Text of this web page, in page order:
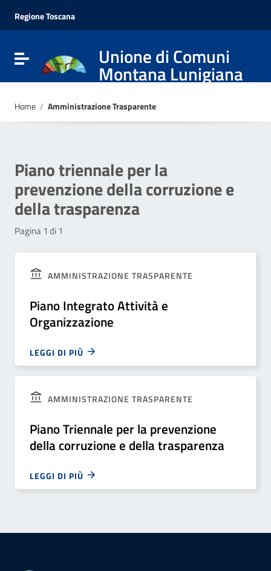
Vai al menu di navigazione
Vai al footer
Regione Toscana
Attiva / disattiva la navigazioneUnione di Comuni
Montana Lunigiana
Home / Amministrazione Trasparente
Piano triennale per la
prevenzione della corruzione e
della trasparenza
Pagina 1 di 1
AMMINISTRAZIONE TRASPARENTE
Piano Integrato Attività e
Organizzazione
LEGGI DI PIÙ
AMMINISTRAZIONE TRASPARENTE
Piano Triennale per la prevenzione
della corruzione e della trasparenza
LEGGI DI PIÙ